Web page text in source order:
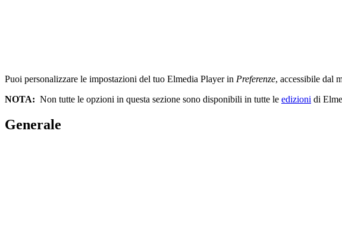
Puoi personalizzare le impostazioni del tuo Elmedia Player in Preferenze, accessibile dal
NOTA: Non tutte le opzioni in questa sezione sono disponibili in tutte le edizioni di
Generale